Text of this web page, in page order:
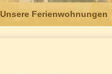
Unsere Ferienwohnungen